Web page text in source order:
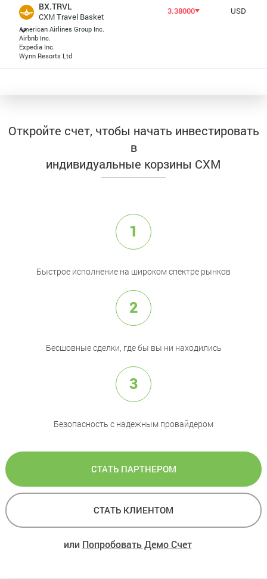
BX.TRVL
CXM Travel Basket
American Airlines Group Inc.
Airbnb Inc.
Expedia Inc.
Wynn Resorts Ltd
3.38000 USD
Откройте счет, чтобы начать инвестировать
в
индивидуальные корзины CXM
1
Быстрое исполнение на широком спектре рынков
2
Бесшовные сделки, где бы вы ни находились
3
Безопасность с надежным провайдером
СТАТЬ ПАРТНЕРОМ
СТАТЬ КЛИЕНТОМ
или Попробовать Демо Счет